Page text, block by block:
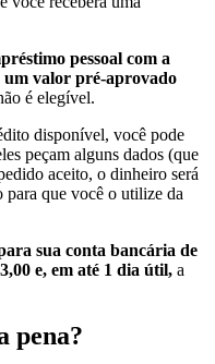
pessoal com a
um valor pré-aprovado
é elegível.
disponível, você pode
peçam alguns dados (que
aceito, o dinheiro será
para que você o utilize da
sua conta bancária de
e, em até 1 dia útil, a
pena?